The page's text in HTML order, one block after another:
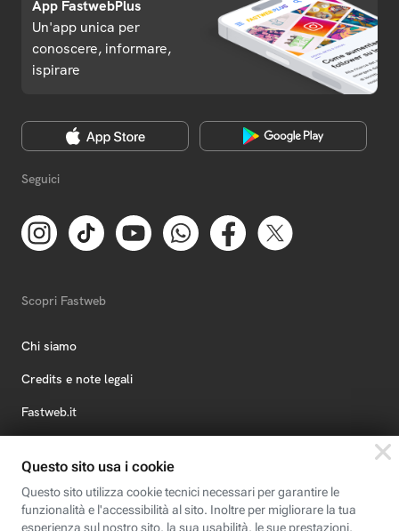
App FastwebPlus
Un'app unica per
conoscere, informare,
ispirare
Seguici
Scopri Fastweb
Chi siamo
Credits e note legali
Fastweb.it
Fastweb Digital Academy
STEP FuturAbility District